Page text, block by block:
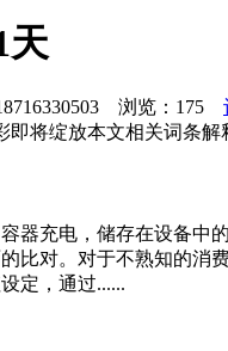
天
浏览： 175
将绽放本文相关词条解
器充电，储存在设备
比对。对于不熟知的
定，通过......